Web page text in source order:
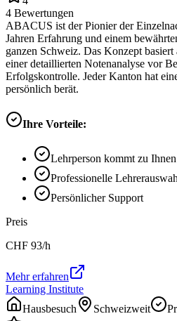
4 Bewertungen
ABACUS ist der Pionier der
Jahren Erfahrung und einem
ganzen Schweiz. Das Konzept
einer detaillierten Notenanalyse vor
Erfolgskontrolle. Jeder Kanton hat
persönlich berät.
Ihre Vorteile:
Lehrperson kommt zu Ihnen
Professionelle
Persönlicher Support
Preis
CHF 93/h
Mehr erfahren
Learning Institute
Hausbesuch
Schweizweit